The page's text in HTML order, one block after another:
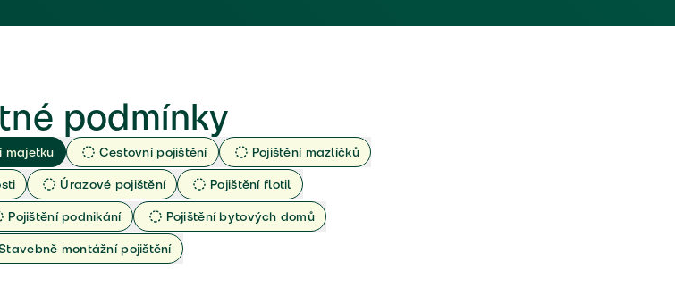
podmínky
majetku Cestovní pojištění
Pojištění mazlíčků
Úrazové pojištění
Pojištění flotil
Pojištění podnikání
Pojištění bytových domů
montážní pojištění